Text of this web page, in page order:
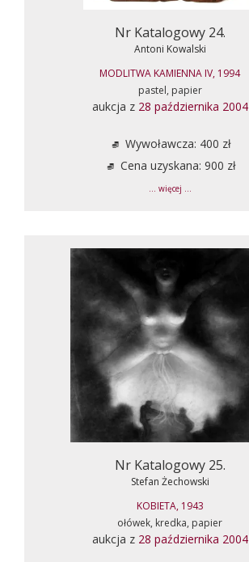
Nr Katalogowy 24.
Antoni Kowalski
MODLITWA KAMIENNA IV, 1994
pastel, papier
aukcja z 28 października 2004
Wywoławcza: 400 zł
Cena uzyskana: 900 zł
... więcej ...
Nr Katalogowy 25.
Stefan Żechowski
KOBIETA, 1943
ołówek, kredka, papier
aukcja z 28 października 2004